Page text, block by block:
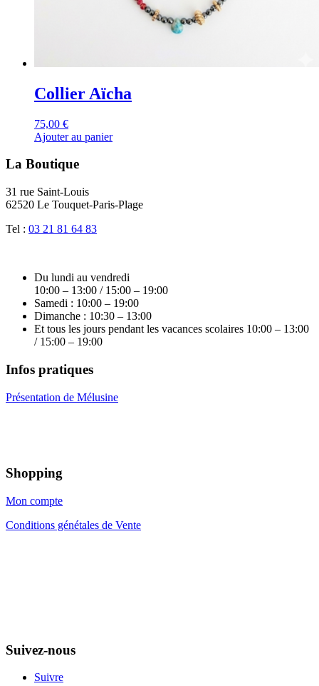
Collier Aïcha
75,00 €
Ajouter au panier
La Boutique
31 rue Saint-Louis
62520 Le Touquet-Paris-Plage
Tel : 03 21 81 64 83
Du lundi au vendredi
10:00 – 13:00 / 15:00 – 19:00
Samedi : 10:00 – 19:00
Dimanche : 10:30 – 13:00
Et tous les jours pendant les vacances scolaires 10:00 – 13:00
/ 15:00 – 19:00
Infos pratiques
Présentation de Mélusine
Shopping
Mon compte
Conditions génétales de Vente
Suivez-nous
Suivre